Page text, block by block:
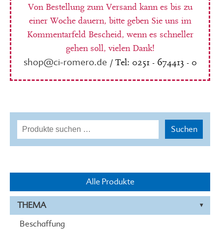
Von Bestellung zum Versand kann es bis zu
einer Woche dauern, bitte geben Sie uns im
Kommentarfeld Bescheid, wenn es schneller
gehen soll, vielen Dank!
shop@ci-romero.de / Tel: 0251 - 674413 - 0
Suchen
nach:
Suchen
Alle Produkte
THEMA
Beschaffung